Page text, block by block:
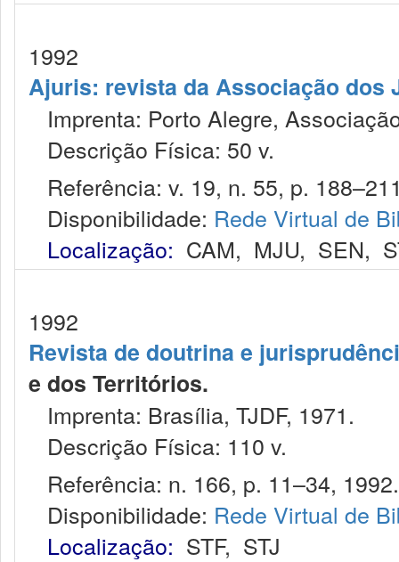
1992
Ajuris: revista da Associação dos
Imprenta: Porto Alegre,
Descrição Física: 50 v.
Referência: v. 19, n. 55, p.
Disponibilidade: Rede Virtual de
Localização: CAM, MJU, SEN,
1992
Revista de doutrina e
e dos Territórios.
Imprenta: Brasília, TJDF, 1971.
Descrição Física: 110 v.
Referência: n. 166, p. 11–34, 1992.
Disponibilidade: Rede Virtual de
Localização: STF, STJ